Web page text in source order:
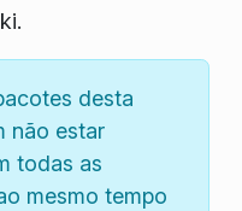
desta
não estar
todas as
mesmo tempo